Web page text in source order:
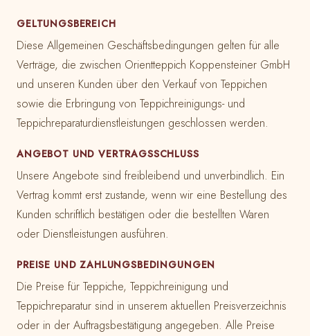
GELTUNGSBEREICH
Diese Allgemeinen Geschäftsbedingungen gelten für alle
Verträge, die zwischen Orientteppich Koppensteiner GmbH
und unseren Kunden über den Verkauf von Teppichen
sowie die Erbringung von Teppichreinigungs- und
Teppichreparaturdienstleistungen geschlossen werden.
ANGEBOT UND VERTRAGSSCHLUSS
Unsere Angebote sind freibleibend und unverbindlich. Ein
Vertrag kommt erst zustande, wenn wir eine Bestellung des
Kunden schriftlich bestätigen oder die bestellten Waren
oder Dienstleistungen ausführen.
PREISE UND ZAHLUNGSBEDINGUNGEN
Die Preise für Teppiche, Teppichreinigung und
Teppichreparatur sind in unserem aktuellen Preisverzeichnis
oder in der Auftragsbestätigung angegeben. Alle Preise